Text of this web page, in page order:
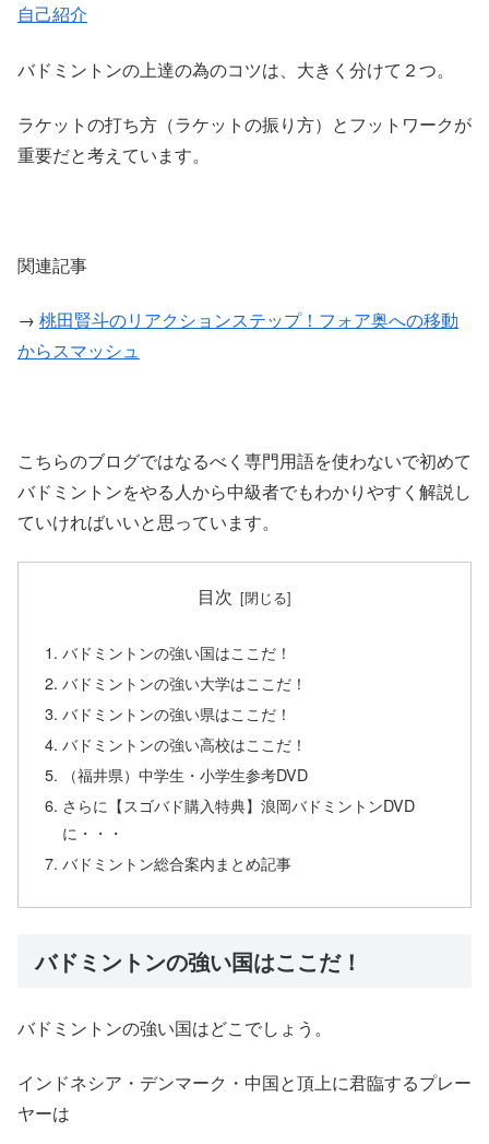
自己紹介
バドミントンの上達の為のコツは、大きく分けて２つ。
ラケットの打ち方（ラケットの振り方）とフットワークが
重要だと考えています。
関連記事
→ 桃田賢斗のリアクションステップ！フォア奥への移動
からスマッシュ
こちらのブログではなるべく専門用語を使わないで初めて
バドミントンをやる人から中級者でもわかりやすく解説し
ていければいいと思っています。
目次
バドミントンの強い国はここだ！
バドミントンの強い大学はここだ！
バドミントンの強い県はここだ！
バドミントンの強い高校はここだ！
（福井県）中学生・小学生参考DVD
さらに【スゴバド購入特典】浪岡バドミントンDVD
に・・・
バドミントン総合案内まとめ記事
バドミントンの強い国はここだ！
バドミントンの強い国はどこでしょう。
インドネシア・デンマーク・中国と頂上に君臨するプレー
ヤーは